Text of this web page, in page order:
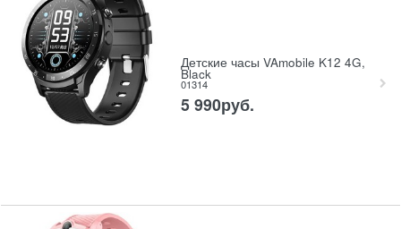
Детские часы VAmobile K12 4G,
Black
01314
5 990руб.